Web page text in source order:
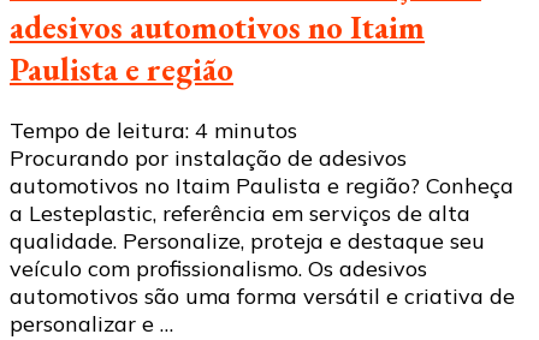
adesivos automotivos no Itaim
Paulista e região
Tempo de leitura: 4 minutos
Procurando por instalação de adesivos
automotivos no Itaim Paulista e região? Conheça
a Lesteplastic, referência em serviços de alta
qualidade. Personalize, proteja e destaque seu
veículo com profissionalismo. Os adesivos
automotivos são uma forma versátil e criativa de
personalizar e …